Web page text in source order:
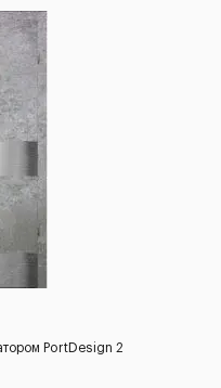
PortDesign 2